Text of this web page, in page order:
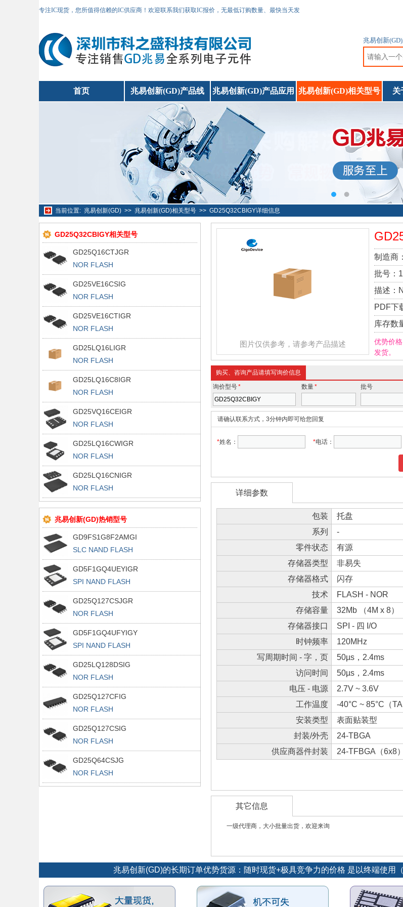
专注IC现货，您所值得信赖的IC供应商！欢迎联系我们获取IC报价，无最低订购数量、最快当天发
兆易创新
首页 兆易创新(GD)产品线 兆易创新(GD)产品应用 兆易创新(GD)相关型号 关
当前位置: 兆易创新(GD) >> 兆易创新(GD)相关型号 >> GD25Q32CBIGY详细信息
GD25Q32CBIGY相关型号
GD25Q16CTJGR
NOR FLASH
GD25VE16CSIG
NOR FLASH
GD25VE16CTIGR
NOR FLASH
GD25LQ16LIGR
NOR FLASH
GD25LQ16C8IGR
NOR FLASH
GD25VQ16CEIGR
NOR FLASH
GD25LQ16CWIGR
NOR FLASH
GD25LQ16CNIGR
NOR FLASH
兆易创新(GD)热销型号
GD9FS1G8F2AMGI
SLC NAND FLASH
GD5F1GQ4UEYIGR
SPI NAND FLASH
GD25Q127CSJGR
NOR FLASH
GD5F1GQ4UFYIGY
SPI NAND FLASH
GD25LQ128DSIG
NOR FLASH
GD25Q127CFIG
NOR FLASH
GD25Q127CSIG
NOR FLASH
GD25Q64CSJG
NOR FLASH
图片仅供参考，请参考产品描述
制造商：
批号：
描述：
PDF下
库存数
优势价
发货。
购买、咨询产品请填写询价信息
询价型号* 数量* 批号
请确认联系方式，3分钟内即可给您回复
*姓名： *电话：
详细参数
包装
托盘
系列
-
零件状态
有源
存储器类型
非易失
存储器格式
闪存
技术
FLASH - NOR
存储容量
32Mb （4M x 8）
存储器接口
SPI - 四 I/O
时钟频率
120MHz
写周期时间 - 字，页
50µs，2.4ms
访问时间
50µs，2.4ms
电压 - 电源
2.7V ~ 3.6V
工作温度
-40°C ~ 85°C（TA
安装类型
表面贴装型
封装/外壳
24-TBGA
供应商器件封装
24-TFBGA（6x8）
其它信息
一级代理商，大小批量出货，欢迎来询
兆易创新(GD)的长期订单优势货源：随时现货+极具竞争力的价格 是以终端使用